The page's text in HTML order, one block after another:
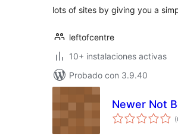
lots of sites by giving you a
leftofcentre
10+ instalaciones activas
Probado con 3.9.40
Newer Not